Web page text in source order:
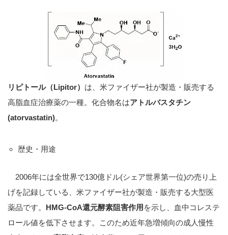
リピトール（Lipitor） は、米ファイザー社が製造・販売する
高脂血症治療薬の一種。化合物名はアトルバスタチン
(atorvastatin)。
歴史・用途
2006年には全世界で130億ドル(シェア世界第一位)の売り上
げを記録している、米ファイザー社が製造・販売する大型医
薬品です。 HMG-CoA還元酵素阻害作用 を示し、血中コレステ
ロール値を低下させます。このため近年急増傾向の成人慢性